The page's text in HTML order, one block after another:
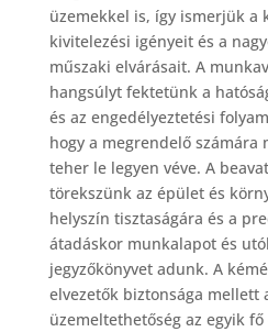
üzemekkel is, így ismerjük a
kivitelezési igényeit és a
műszaki elvárásait. A
hangsúlyt fektetünk a
és az engedélyeztetési
hogy a megrendelő
teher le legyen véve. A
törekszünk az épület és
helyszín tisztaságára és a
átadáskor munkalapot és
jegyzőkönyvet adunk. A
elvezetők biztonsága mellett
üzemeltethetőség az egyik